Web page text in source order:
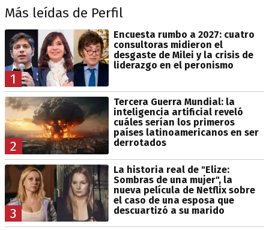
Más leídas de Perfil
1
Encuesta rumbo a 2027: cuatro
consultoras midieron el
desgaste de Milei y la crisis de
liderazgo en el peronismo
2
Tercera Guerra Mundial: la
inteligencia artificial reveló
cuáles serían los primeros
países latinoamericanos en ser
derrotados
3
La historia real de "Elize:
Sombras de una mujer", la
nueva película de Netflix sobre
el caso de una esposa que
descuartizó a su marido